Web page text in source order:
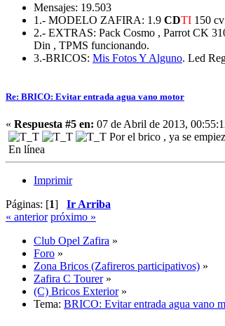
Mensajes: 19.503
1.- MODELO ZAFIRA: 1.9 CDTI 150
2.- EXTRAS: Pack Cosmo , Parrot CK
Din , TPMS funcionando.
3.-BRICOS: Mis FotosY Alguno. Led
Re: BRICO: Evitar entrada agua vano motor
« Respuesta #5 en: 07 de Abril de 2013,
Por el brico , ya se
En línea
Imprimir
Páginas: [1] Ir Arriba
« anterior próximo »
Club Opel Zafira »
Foro »
Zona Bricos (Zafireros participativos) »
Zafira C Tourer»
(C) Bricos Exterior»
Tema: BRICO: Evitar entrada agua vano